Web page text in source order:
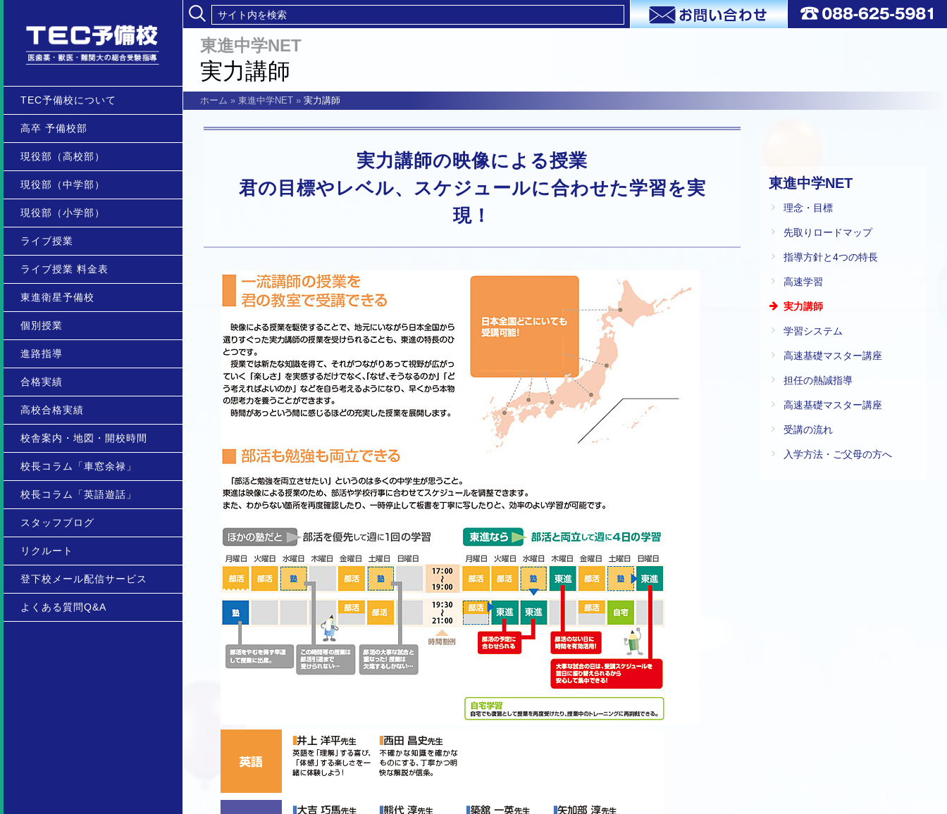
TEC予備校について
高卒 予備校部
現役部（高校部）
現役部（中学部）
現役部（小学部）
ライブ授業
ライブ授業 料金表
東進衛星予備校
個別授業
進路指導
合格実績
高校合格実績
校舎案内・地図・開校時間
校長コラム「車窓余禄」
校長コラム「英語遊話」
スタッフブログ
リクルート
登下校メール配信サービス
よくある質問Q&A
東進中学NET
実力講師
ホーム » 東進中学NET » 実力講師
東進中学NET
理念・目標
先取りロードマップ
指導方針と4つの特長
高速学習
実力講師
学習システム
高速基礎マスター講座
担任の熱誠指導
高速基礎マスター講座
受講の流れ
入学方法・ご父母の方へ
実力講師の映像による授業
君の目標やレベル、スケジュールに合わせた学習を実
現！